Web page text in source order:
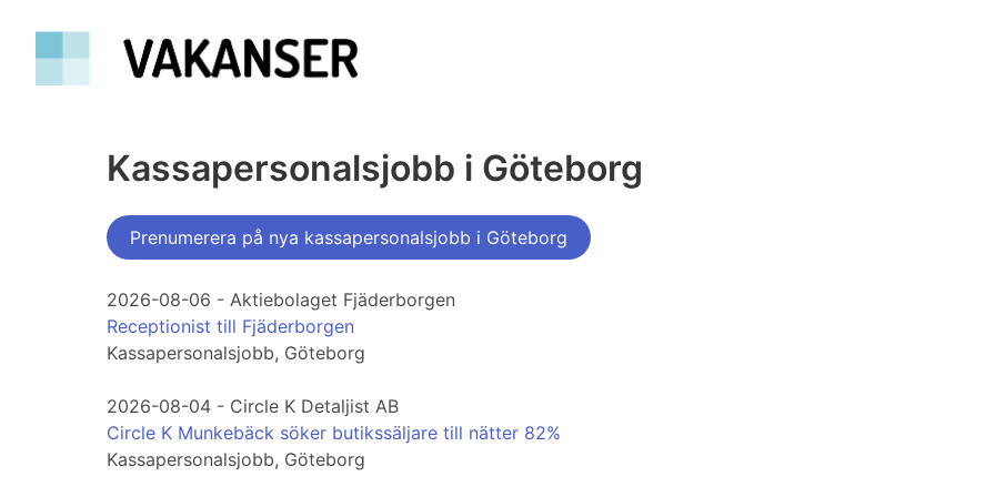
Kassapersonalsjobb i Göteborg
Prenumerera på nya kassapersonalsjobb i Göteborg
2026-08-06 - Aktiebolaget Fjäderborgen
Receptionist till Fjäderborgen
Kassapersonalsjobb, Göteborg
2026-08-04 - Circle K Detaljist AB
Circle K Munkebäck söker butikssäljare till nätter 82%
Kassapersonalsjobb, Göteborg